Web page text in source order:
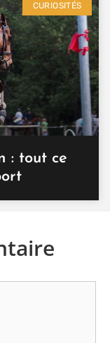
CURIOSITÉS
: tout ce